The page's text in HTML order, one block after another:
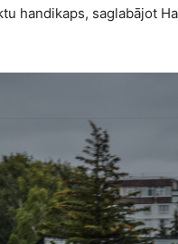
handikaps, saglabājot